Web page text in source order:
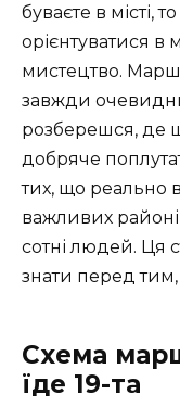
буваєте в місті,
орієнтуватися в
мистецтво.
завжди
розберешся, де
добряче
тих, що реально
важливих
сотні людей. Ця
знати перед
Схема
їде 19-та